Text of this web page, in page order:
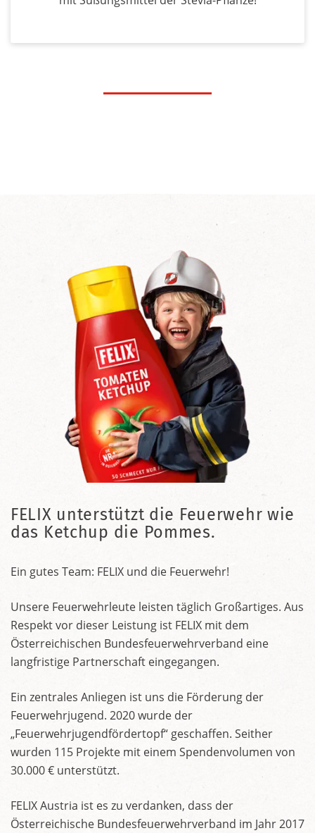
FELIX unterstützt die Feuerwehr wie
das Ketchup die Pommes.
Ein gutes Team: FELIX und die Feuerwehr!
Unsere Feuerwehrleute leisten täglich Großartiges. Aus
Respekt vor dieser Leistung ist FELIX mit dem
Österreichischen Bundesfeuerwehrverband eine
langfristige Partnerschaft eingegangen.
Ein zentrales Anliegen ist uns die Förderung der
Feuerwehrjugend. 2020 wurde der
„Feuerwehrjugendfördertopf“ geschaffen. Seither
wurden 115 Projekte mit einem Spendenvolumen von
30.000 € unterstützt.
FELIX Austria ist es zu verdanken, dass der
Österreichische Bundesfeuerwehrverband im Jahr 2017